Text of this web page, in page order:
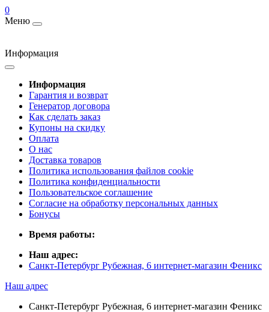
0
Меню
Информация
Информация
Гарантия и возврат
Генератор договора
Как сделать заказ
Купоны на скидку
Оплата
О нас
Доставка товаров
Политика использования файлов cookie
Политика конфиденциальности
Пользовательское соглашение
Согласие на обработку персональных данных
Бонусы
Время работы:
Наш адрес:
Санкт-Петербург Рубежная, 6 интернет-магазин Феникс
Наш адрес
Санкт-Петербург Рубежная, 6 интернет-магазин Феникс